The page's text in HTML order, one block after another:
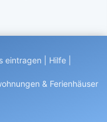
eintragen Hilfe
& Ferienhäuser